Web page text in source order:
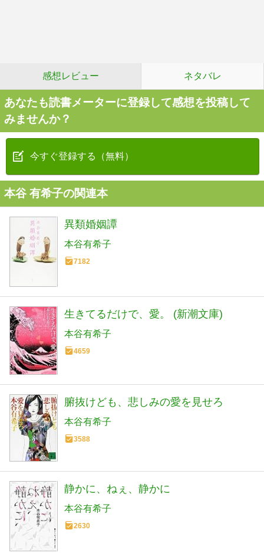
感想レビュー ネタバレ
あなたも読書メーターに登録して感想を投稿して
みませんか？
今すぐ登録する（無料）
本谷 有希子の関連本
異類婚姻譚
本谷有希子
7182
生きてるだけで、愛。 (新潮文庫)
本谷有希子
4659
腑抜けども、悲しみの愛を見せろ
本谷有希子
3588
静かに、ねぇ、静かに
本谷有希子
2630